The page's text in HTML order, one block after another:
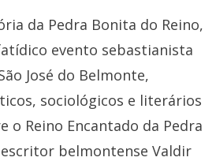
da Pedra Bonita do Reino,
evento sebastianista
José do Belmonte,
sociológicos e literários
o Reino Encantado da Pedra
belmontense Valdir